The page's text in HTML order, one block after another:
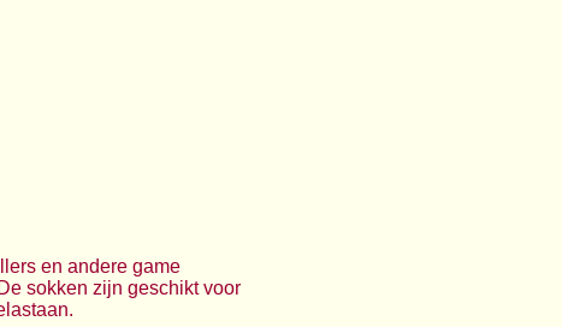
en andere game
sokken zijn geschikt voor